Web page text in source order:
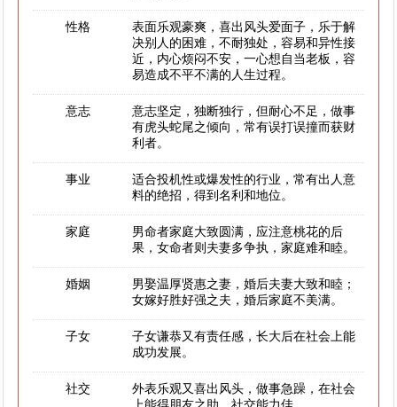
性格
表面乐观豪爽，喜出风头爱面子，乐于解
决别人的困难，不耐独处，容易和异性接
近，内心烦闷不安，一心想自当老板，容
易造成不平不满的人生过程。
意志
意志坚定，独断独行，但耐心不足，做事
有虎头蛇尾之倾向，常有误打误撞而获财
利者。
事业
适合投机性或爆发性的行业，常有出人意
料的绝招，得到名利和地位。
家庭
男命者家庭大致圆满，应注意桃花的后
果，女命者则夫妻多争执，家庭难和睦。
婚姻
男娶温厚贤惠之妻，婚后夫妻大致和睦；
女嫁好胜好强之夫，婚后家庭不美满。
子女
子女谦恭又有责任感，长大后在社会上能
成功发展。
社交
外表乐观又喜出风头，做事急躁，在社会